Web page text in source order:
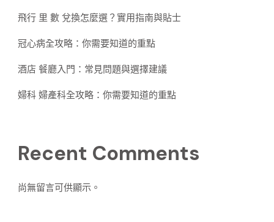
飛行 里 數 兌換怎麼選？實用指南與貼士
冠心病全攻略：你需要知道的重點
酒店 餐廳入門：常見問題與選擇建議
婦科 婦產科全攻略：你需要知道的重點
Recent Comments
尚無留言可供顯示。